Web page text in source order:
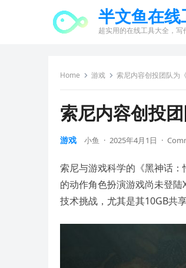
半文鱼在线
超实用的在线工具大全，写
Home 游戏 索尼内容创投团队为
索尼内容创投
游戏 小鱼 · 2025年4月1日 ·
索尼与游戏科学的《黑神话
的动作角色扮演游戏尚未登
技术挑战，尤其是其10GB共